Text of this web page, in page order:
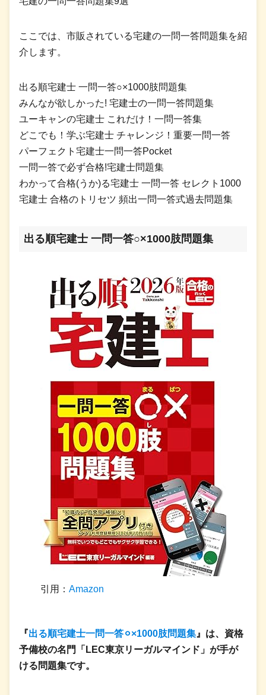
ここでは、市販されている宅建の一問一答問題集を紹
介します。
出る順宅建士 一問一答○×1000肢問題集
みんなが欲しかった! 宅建士の一問一答問題集
ユーキャンの宅建士 これだけ！一問一答集
どこでも！学ぶ宅建士 チャレンジ！重要一問一答
パーフェクト宅建士一問一答Pocket
一問一答で必ず合格!宅建士問題集
わかって合格(うか)る宅建士 一問一答 セレクト1000
宅建士 合格のトリセツ 頻出一問一答式過去問題集
出る順宅建士 一問一答○×1000肢問題集
引用： Amazon
『出る順宅建士一問一答⚪︎×1000肢問題集 』は、資格
予備校の名門「LEC東京リーガルマインド」が手が
ける問題集です。